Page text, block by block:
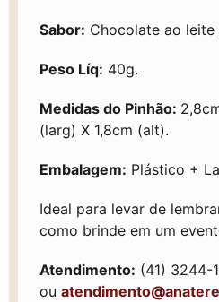
Sabor: Chocolate ao
Peso Líq: 40g.
Medidas do Pinhão:
(larg) X 1,8cm (alt).
Embalagem: Plástico +
Ideal para levar de
como brinde em um
Atendimento: (41) 3244-
ou